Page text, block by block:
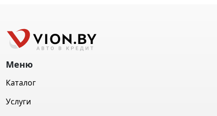
Меню
Каталог
Услуги